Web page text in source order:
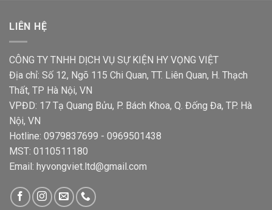
LIÊN HỆ
CÔNG TY TNHH DỊCH VỤ SỰ KIỆN HY VỌNG VIỆT
Địa chỉ: Số 12, Ngõ 115 Chi Quan, TT. Liên Quan, H. Thạch
Thất, TP Hà Nội, VN
VPĐD: 17 Tạ Quang Bửu, P. Bách Khoa, Q. Đống Đa, TP. Hà
Nội, VN
Hotline: 0979837699 - 0969501438
MST: 0110511180
Email: hyvongviet.ltd@gmail.com